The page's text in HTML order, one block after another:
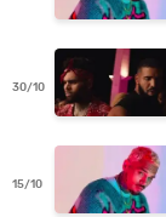
30/10
15/10